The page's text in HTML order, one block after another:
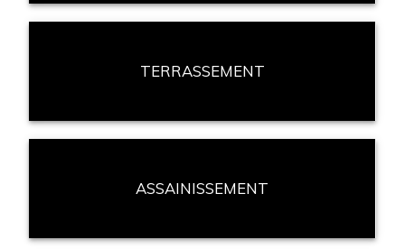
TERRASSEMENT
ASSAINISSEMENT